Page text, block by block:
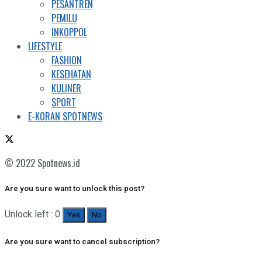
PESANTREN
PEMILU
INKOPPOL
LIFESTYLE
FASHION
KESEHATAN
KULINER
SPORT
E-KORAN SPOTNEWS
© 2022 Spotnews.id
Are you sure want to unlock this post?
Unlock left : 0 Yes No
Are you sure want to cancel subscription?